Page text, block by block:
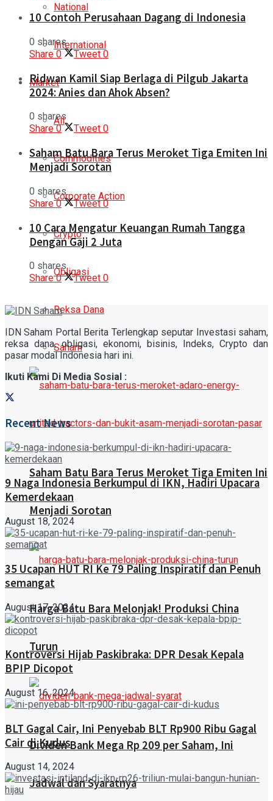
National
International
Market
All
Commodities
Corporate Action
Crypto
Obligasi
Reksa Dana
Saham
Saham Batu Bara Terus Meroket Tiga Emiten Ini
Menjadi Sorotan
Harga Batu Bara Melonjak! Produksi China
Turun
Dividen Bank Mega Rp 209 per Saham, Ini
Jadwal dan Syaratnya
10 Contoh Perusahaan Dagang di Indonesia
0 shares
Share 0 Tweet 0
Ridwan Kamil Siap Berlaga di Pilgub Jakarta
2024: Anies dan Ahok Absen?
0 shares
Share 0 Tweet 0
Saham Batu Bara Terus Meroket Tiga Emiten Ini
Menjadi Sorotan
0 shares
Share 0 Tweet 0
10 Cara Mengatur Keuangan Rumah Tangga
Dengan Gaji 2 Juta
0 shares
Share 0 Tweet 0
IDN Saham Portal Berita Terlengkap seputar Investasi saham,
reksa dana, obligasi, ekonomi, bisinis, Indeks, Crypto dan
pasar modal Indonesia hari ini.
Ikuti Kami Di Media Sosial :
Recent News
9 Naga Indonesia Berkumpul di IKN, Hadiri Upacara
Kemerdekaan
August 18, 2024
35 Ucapan HUT RI Ke 79 Paling Inspiratif dan Penuh
semangat
August 17, 2024
Kontroversi Hijab Paskibraka: DPR Desak Kepala
BPIP Dicopot
August 16, 2024
BLT Gagal Cair, Ini Penyebab BLT Rp900 Ribu Gagal
Cair di Kudus
August 14, 2024